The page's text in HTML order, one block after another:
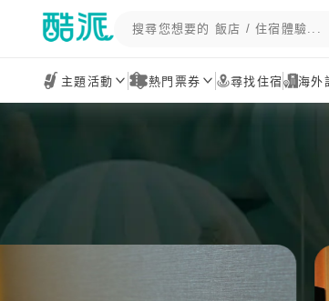
主題活動 熱門票券 尋找住宿 海外